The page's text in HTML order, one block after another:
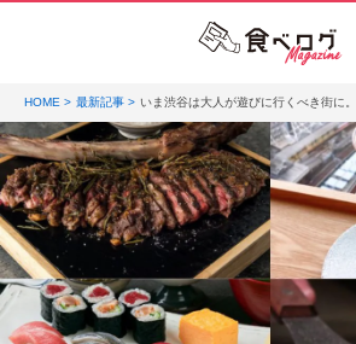
HOME 最新記事 いま渋谷は大人が遊びに行くべき街に